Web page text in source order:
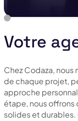
Votre
Chez Codaza,
de chaque projet,
approche
étape, nous
solides et